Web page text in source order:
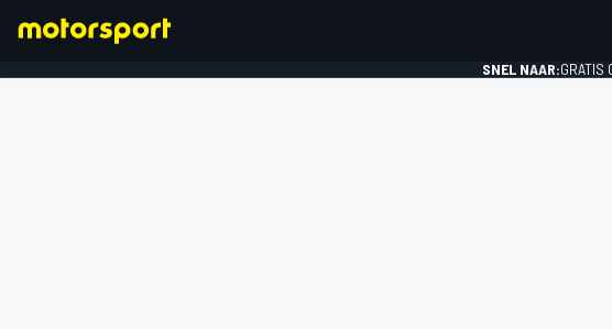
SNEL NAAR:GRATIS